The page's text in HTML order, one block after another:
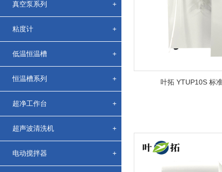
真空泵系列 +
粘度计 +
低温恒温槽 +
恒温槽系列 +
超净工作台 +
超声波清洗机 +
电动搅拌器 +
叶拓 YTUP10S 标